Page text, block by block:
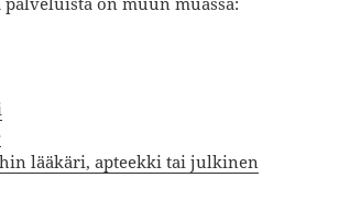
lääkäri, apteekki tai julkinen